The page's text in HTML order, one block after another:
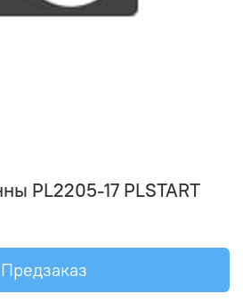
PL2205-17 PLSTART
Предзаказ